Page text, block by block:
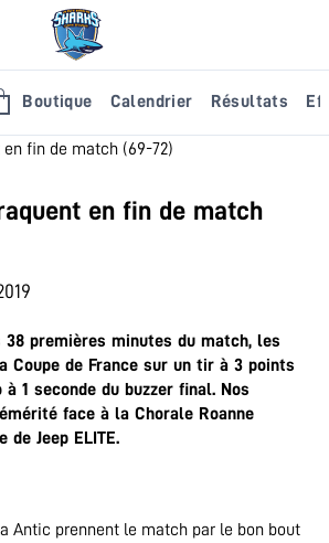
Boutique Calendrier Résultats
en fin de match
38 premières minutes du match, les
Coupe de France sur un tir à 3 points
1 seconde du buzzer final. Nos
face à la Chorale Roanne
de Jeep ELITE.
Antic prennent le match par le bon bout